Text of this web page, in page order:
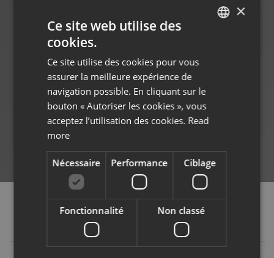
ESPACE TIGNES-VAL D'ISÈRE
×
Ce site web utilise des
cookies.
Ce site utilise des cookies pour vous
assurer la meilleure expérience de
navigation possible. En cliquant sur le
bouton « Autoriser les cookies », vous
acceptez l’utilisation des cookies. Read
more
Nécessaire Performance Ciblage
Fonctionnalité Non classé